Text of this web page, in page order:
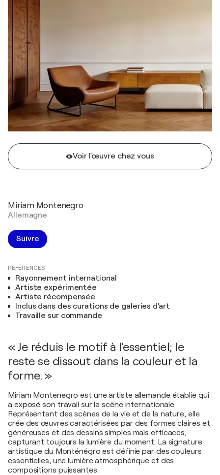
Voir l'œuvre chez vous
Miriam Montenegro
Allemagne
Suivre
RÉFÉRENCES
Rayonnement international
Artiste expérimentée
Artiste récompensée
Inclus dans des curations de galeries d'art
Travaille sur commande
« Je réduis le motif à l'essentiel; le
reste se dissout dans la couleur et la
forme. »
Miriam Montenegro est une artiste allemande établie qui
a exposé son travail sur la scène internationale.
Représentant des scènes de la vie et de la nature, elle
crée des œuvres caractérisées par des formes claires et
généreuses et des dessins simples mais efficaces,
capturant toujours la lumière du moment. La signature
artistique du Monténégro est définie par des couleurs
essentielles, une lumière atmosphérique et des
compositions puissantes.